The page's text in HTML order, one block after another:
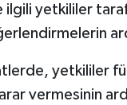
yetkililer
yetkililer
vermesinin